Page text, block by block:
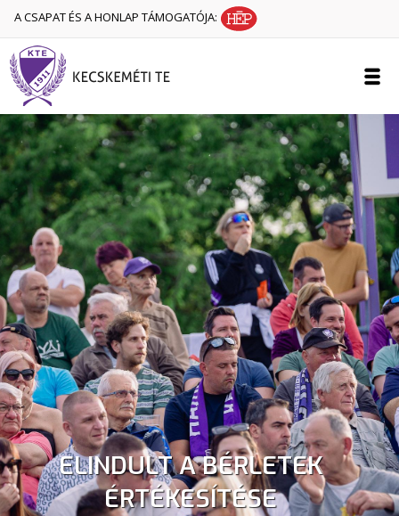
A CSAPAT ÉS A HONLAP TÁMOGATÓJA:
ELINDULT A BÉRLETEK
ÉRTÉKESÍTÉSE